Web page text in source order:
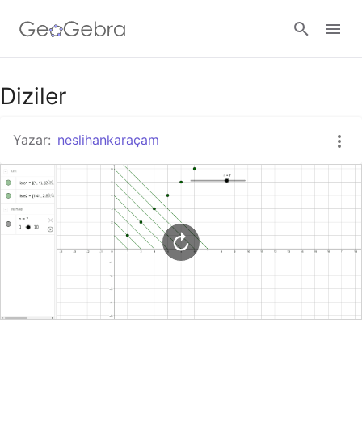
Google Classroom
GeoGebra Ders
Giriş yap
Diziler
Yazar: neslihankaraçam